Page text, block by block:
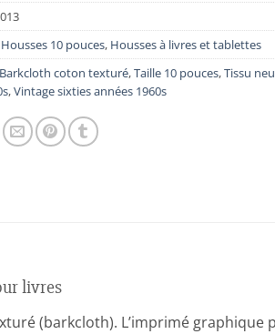
Housses 10 pouces, Housses à livres et tablettes
Barkcloth coton texturé,Taille 10 pouces,Tissu
,Vintage sixties années 1960s
livres
(barkcloth). L’imprimé